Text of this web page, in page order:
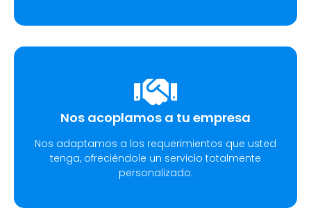
Nos acoplamos a tu empresa
Nos adaptamos a los requerimientos que usted
tenga, ofreciéndole un servicio totalmente
personalizado.